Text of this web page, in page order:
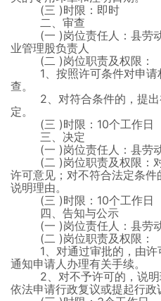
(三 )时限：即时
二、审查
(一 )岗位责任人：县劳
业管理股负责人
(二 )岗位职责及权限：
1、按照许可条件对申
查。
2、对符合条件的，提
定。
(三 )时限：10个工作日
三、决定
(一 )岗位责任人：县劳
(二 )岗位职责及权限：
许可意见；对不符合法定条
说明理由。
(三 )时限：10个工作日
四、告知与公示
(一 )岗位责任人：县劳
(二 )岗位职责及权限：
1、对通过审批的，由
通知申请人办理有关手续。
2、对不予许可的，说
依法申请行政复议或提起行政